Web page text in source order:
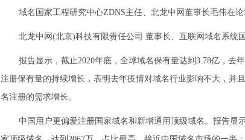
域名国家工程研究中心ZDNS主任、北龙中网董事长毛伟在
北龙中网(北京)科技有限责任公司 董事长、互联网域名系统
报告显示，截止2020年底，全球域名保有量达到3.78亿，去
注册保有量的持续增长，表明去年疫情对域名行业影响不大，并
名注册的需求增长。
中国用户更偏爱注册国家域名和新增通用顶级域名。报告显